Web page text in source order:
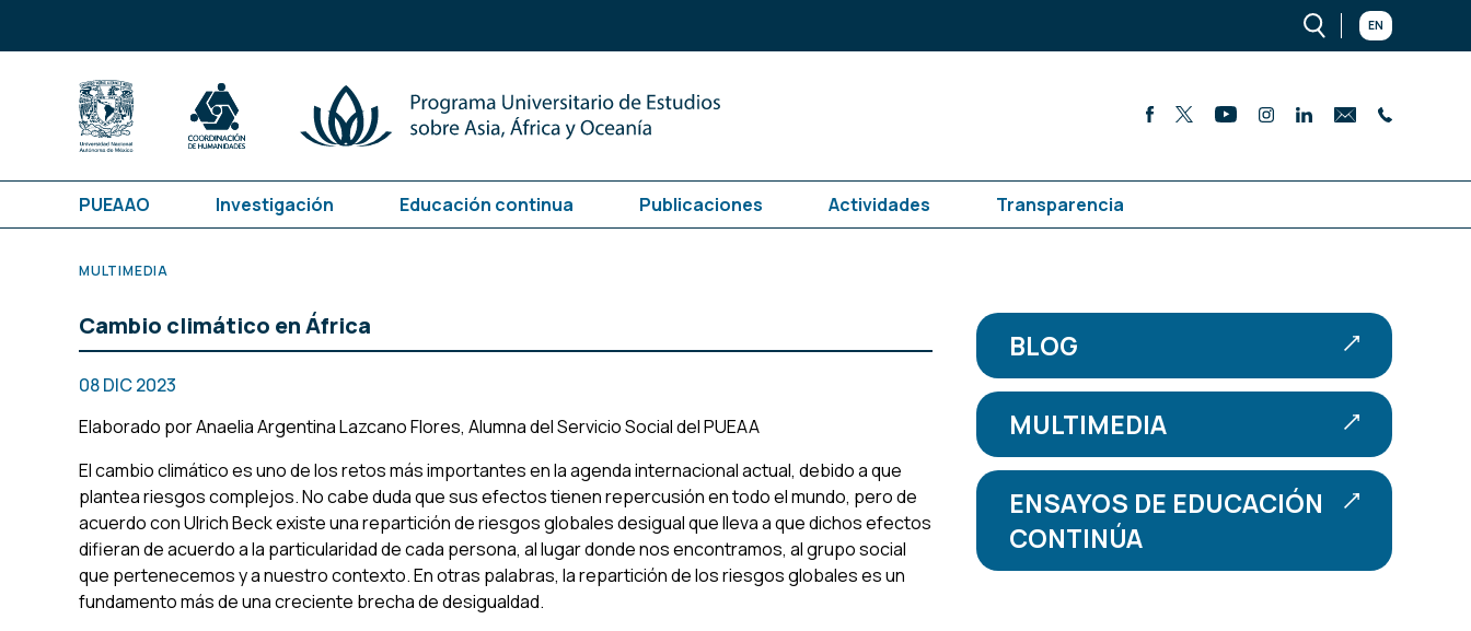
EN
PUEAAO Investigación Educación continua Publicaciones Actividades Transparencia
MULTIMEDIA
Cambio climático en África
08 DIC 2023
Elaborado por Anaelia Argentina Lazcano Flores, Alumna del Servicio Social del PUEAA
El cambio climático es uno de los retos más importantes en la agenda internacional actual, debido a que
plantea riesgos complejos. No cabe duda que sus efectos tienen repercusión en todo el mundo, pero de
acuerdo con Ulrich Beck existe una repartición de riesgos globales desigual que lleva a que dichos efectos
difieran de acuerdo a la particularidad de cada persona, al lugar donde nos encontramos, al grupo social
que pertenecemos y a nuestro contexto. En otras palabras, la repartición de los riesgos globales es un
fundamento más de una creciente brecha de desigualdad.
BLOG
MULTIMEDIA
ENSAYOS DE EDUCACIÓN
CONTINÚA